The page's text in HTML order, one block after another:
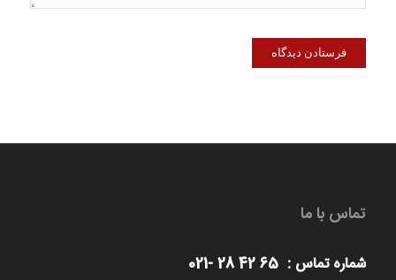
تماس با ما
شماره تماس : 65 42 28 -021